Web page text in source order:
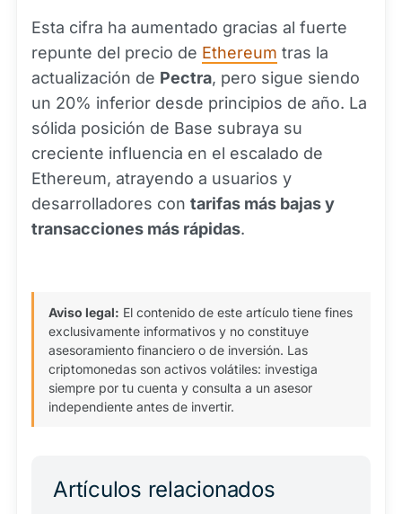
Esta cifra ha aumentado gracias al fuerte
repunte del precio de Ethereum tras la
actualización de Pectra, pero sigue siendo
un 20% inferior desde principios de año. La
sólida posición de Base subraya su
creciente influencia en el escalado de
Ethereum, atrayendo a usuarios y
desarrolladores con tarifas más bajas y
transacciones más rápidas.
Aviso legal: El contenido de este artículo tiene fines
exclusivamente informativos y no constituye
asesoramiento financiero o de inversión. Las
criptomonedas son activos volátiles: investiga
siempre por tu cuenta y consulta a un asesor
independiente antes de invertir.
Artículos relacionados